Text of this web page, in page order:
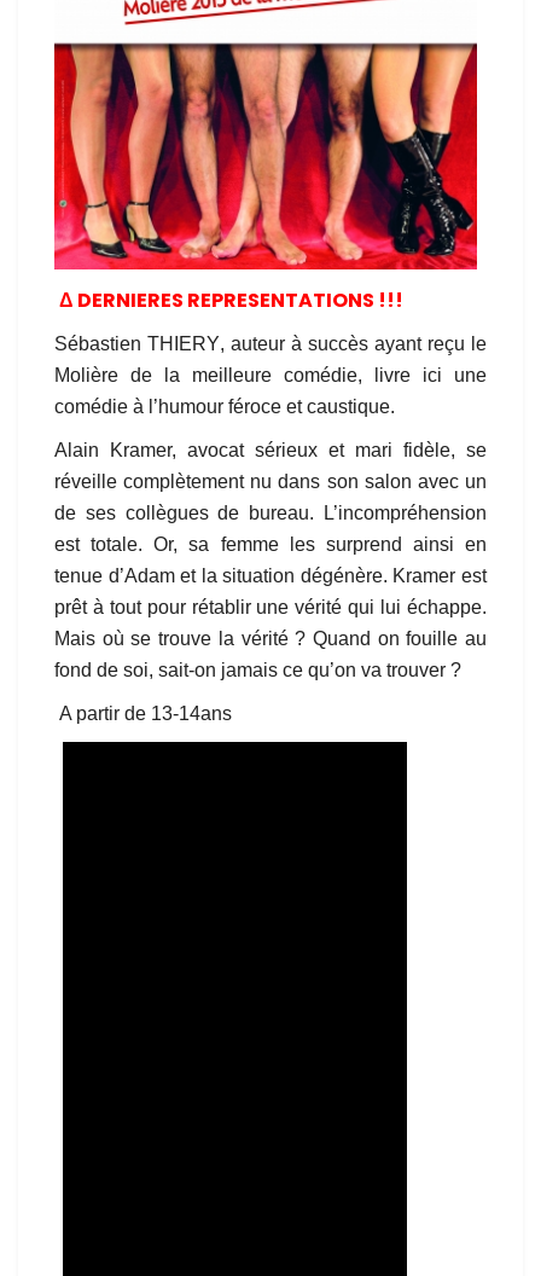
Δ DERNIERES REPRESENTATIONS !!!
Sébastien THIERY, auteur à succès ayant reçu le
Molière de la meilleure comédie, livre ici une
comédie à l’humour féroce et caustique.
Alain Kramer, avocat sérieux et mari fidèle, se
réveille complètement nu dans son salon avec un
de ses collègues de bureau. L’incompréhension
est totale. Or, sa femme les surprend ainsi en
tenue d’Adam et la situation dégénère. Kramer est
prêt à tout pour rétablir une vérité qui lui échappe.
Mais où se trouve la vérité ? Quand on fouille au
fond de soi, sait-on jamais ce qu’on va trouver ?
A partir de 13-14ans